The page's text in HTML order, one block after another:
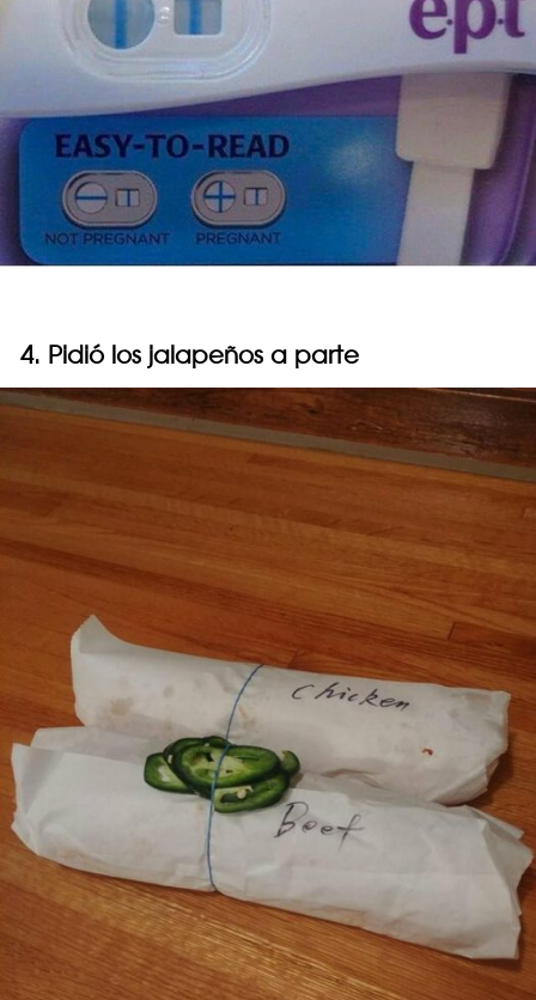
4. Pidió los jalapeños a parte